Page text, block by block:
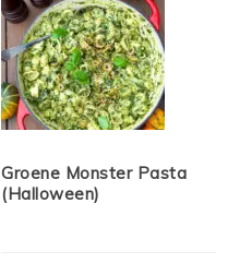
Groene Monster Pasta
(Halloween)